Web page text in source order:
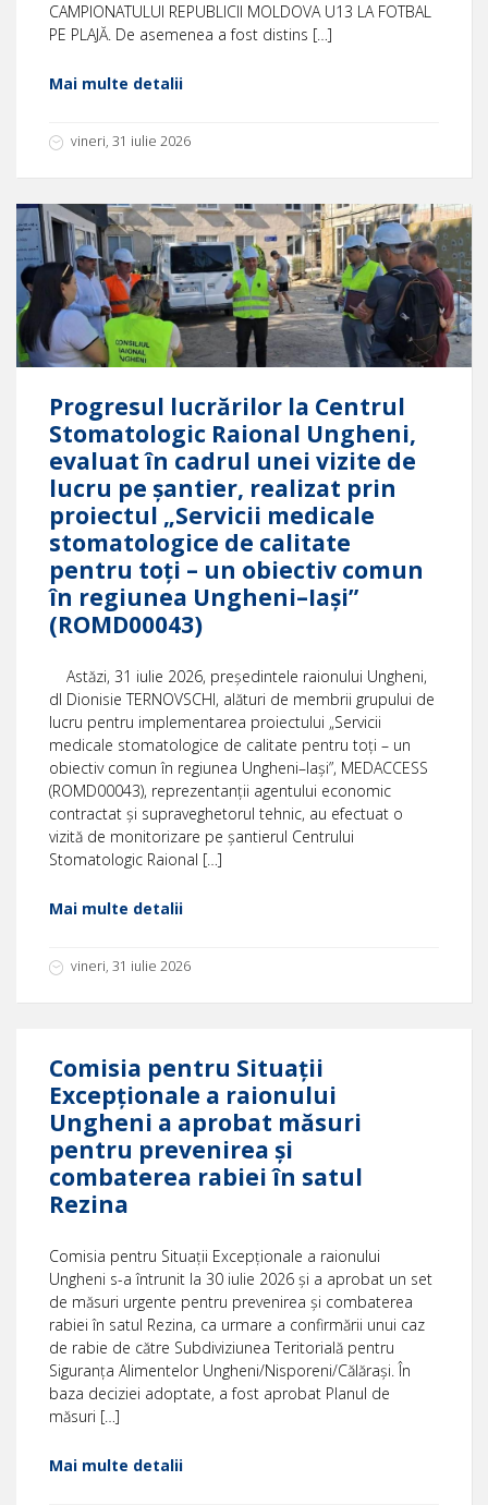
CAMPIONATULUI REPUBLICII MOLDOVA U13 LA FOTBAL
PE PLAJĂ. De asemenea a fost distins […]
Mai multe detalii
vineri, 31 iulie 2026
Progresul lucrărilor la Centrul
Stomatologic Raional Ungheni,
evaluat în cadrul unei vizite de
lucru pe șantier, realizat prin
proiectul „Servicii medicale
stomatologice de calitate
pentru toți – un obiectiv comun
în regiunea Ungheni–Iași”
(ROMD00043)
Astăzi, 31 iulie 2026, președintele raionului Ungheni,
dl Dionisie TERNOVSCHI, alături de membrii grupului de
lucru pentru implementarea proiectului „Servicii
medicale stomatologice de calitate pentru toți – un
obiectiv comun în regiunea Ungheni–Iași”, MEDACCESS
(ROMD00043), reprezentanții agentului economic
contractat și supraveghetorul tehnic, au efectuat o
vizită de monitorizare pe șantierul Centrului
Stomatologic Raional […]
Mai multe detalii
vineri, 31 iulie 2026
Comisia pentru Situații
Excepționale a raionului
Ungheni a aprobat măsuri
pentru prevenirea și
combaterea rabiei în satul
Rezina
Comisia pentru Situații Excepționale a raionului
Ungheni s-a întrunit la 30 iulie 2026 și a aprobat un set
de măsuri urgente pentru prevenirea și combaterea
rabiei în satul Rezina, ca urmare a confirmării unui caz
de rabie de către Subdiviziunea Teritorială pentru
Siguranța Alimentelor Ungheni/Nisporeni/Călărași. În
baza deciziei adoptate, a fost aprobat Planul de
măsuri […]
Mai multe detalii